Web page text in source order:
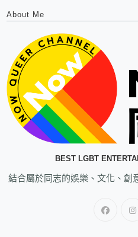
About Me
BEST LGBT
結合屬於同志的娛樂、文化、創